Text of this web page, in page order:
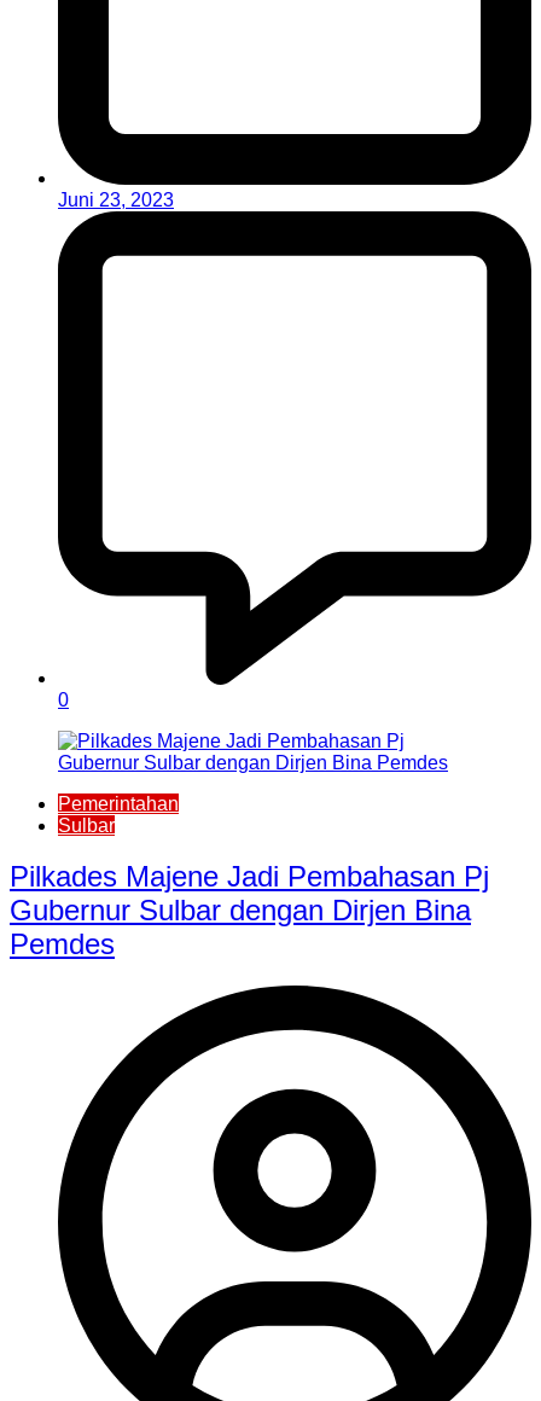
Juni 23, 2023
0
Pemerintahan
Sulbar
Pilkades Majene Jadi Pembahasan Pj
Gubernur Sulbar dengan Dirjen Bina
Pemdes